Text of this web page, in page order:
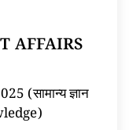
AFFAIRS
(सामान्य ज्ञान